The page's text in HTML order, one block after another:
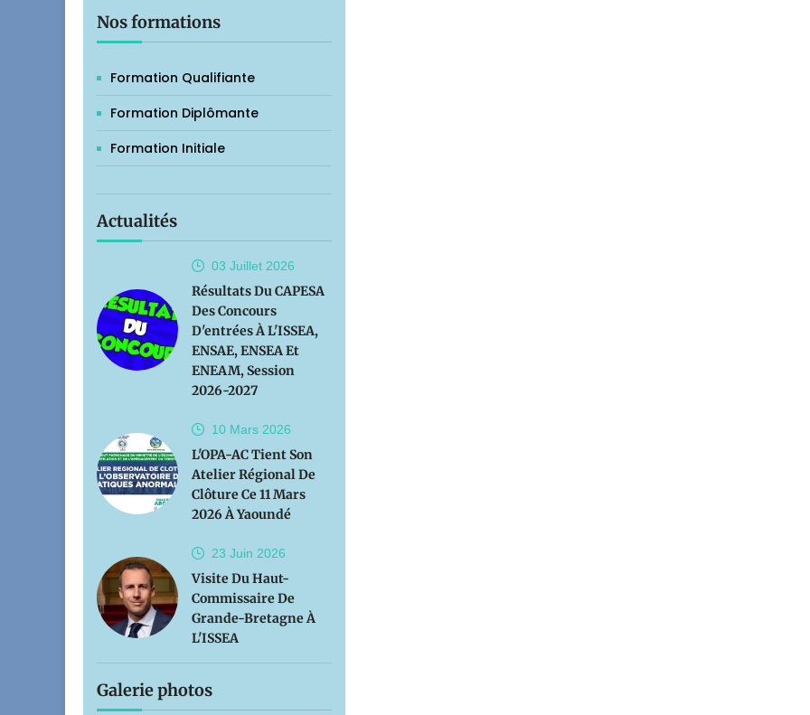
Nos formations
Formation Qualifiante
Formation Diplômante
Formation Initiale
Actualités
03 Juillet 2026
Résultats Du CAPESA
Des Concours
D'entrées À L'ISSEA,
ENSAE, ENSEA Et
ENEAM, Session
2026-2027
10 Mars 2026
L'OPA-AC Tient Son
Atelier Régional De
Clôture Ce 11 Mars
2026 À Yaoundé
23 Juin 2026
Visite Du Haut-
Commissaire De
Grande-Bretagne À
L'ISSEA
Galerie photos